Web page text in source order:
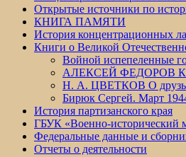
Открытые источники по
КНИГА ПАМЯТИ
История концентрационных
Книги о Великой
Войной испепеленные
АЛЕКСЕЙ ФЕДОРОВ
Н. А. ЦВЕТКОВ О
Бирюк Сергей. Март
История партизанского края
ГБУК «Военно-исторический
Федеральные данные и
Отчеты о деятельности